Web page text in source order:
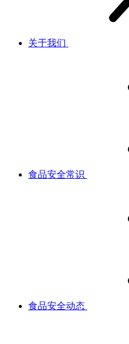
关于我们
食品安全常识
食品安全动态